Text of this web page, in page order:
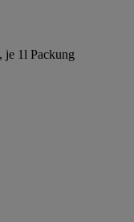
je 1l Packung